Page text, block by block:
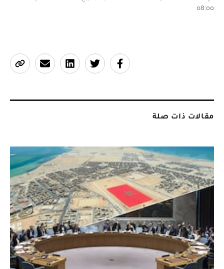
08:00
مقالات ذات صلة